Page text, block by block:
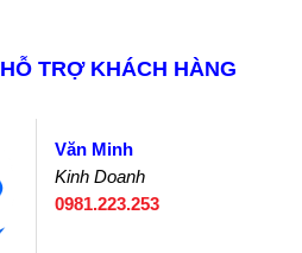
HỖ TRỢ KHÁCH HÀNG
Văn Minh
Kinh Doanh
0981.223.253